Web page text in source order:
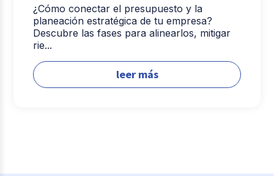
¿Cómo conectar el presupuesto y la
planeación estratégica de tu empresa?
Descubre las fases para alinearlos, mitigar
rie...
leer más